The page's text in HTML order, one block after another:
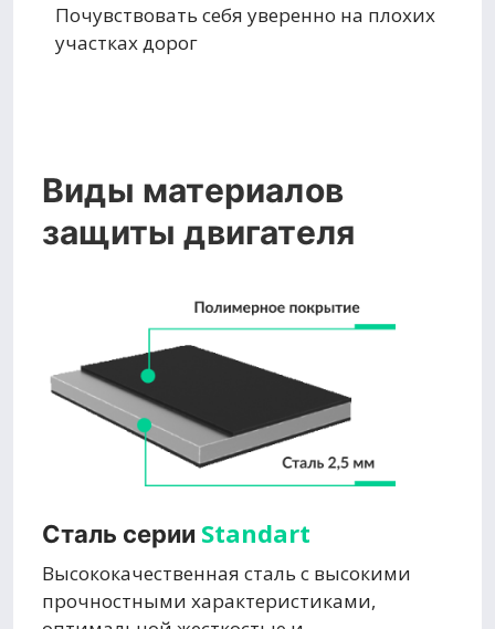
Почувствовать себя уверенно на плохих
участках дорог
Виды материалов
защиты двигателя
Сталь серии Standart
Высококачественная сталь с высокими
прочностными характеристиками,